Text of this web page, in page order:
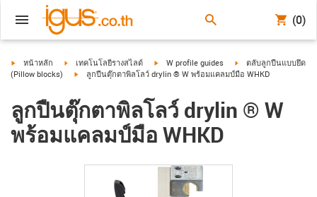
(0)
igus-icon-arrow-right
หน้าหลัก igus-icon-arrow-right
เทคโนโลยีรางสไลด์ igus-icon-arrow-right
W profile guides igus-icon-arrow-right
ตลับลูกปืนแบบยึด
(Pillow blocks)
igus-icon-arrow-right
ลูกปืนตุ๊กตาพิลโลว์ drylin ® W พร้อมแคลมป์มือ WHKD
ลูกปืนตุ๊กตาพิลโลว์ drylin ® W
พร้อมแคลมป์มือ WHKD